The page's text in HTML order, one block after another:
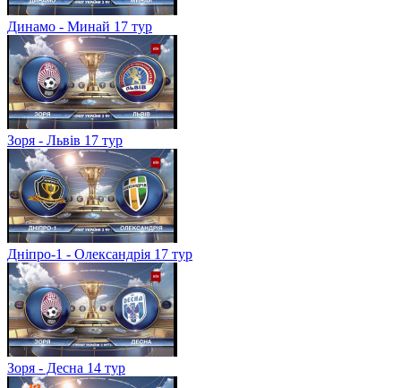
Динамо - Минай 17 тур
Зоря - Львів 17 тур
Дніпро-1 - Олександрія 17 тур
Зоря - Десна 14 тур